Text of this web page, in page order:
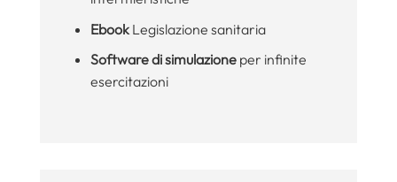
Ebook Legislazione sanitaria
Software di simulazioneper infinite
esercitazioni